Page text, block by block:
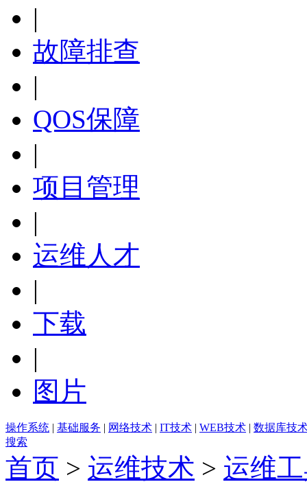
|
故障排查
|
QOS保障
|
项目管理
|
运维人才
|
下载
|
图片
操作系统 | 基础服务 | 网络技术 | IT技术 | WEB技术 | 数据库技
搜索
首页 > 运维技术 > 运维